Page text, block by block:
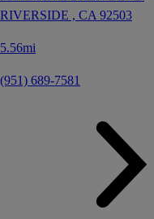
RIVERSIDE , CA 92503
5.56mi
(951) 689-7581